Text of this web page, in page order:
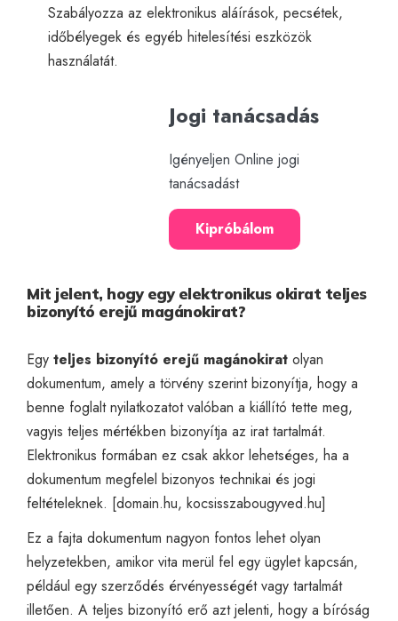
Szabályozza az elektronikus aláírások, pecsétek,
időbélyegek és egyéb hitelesítési eszközök
használatát.
Jogi tanácsadás
Igényeljen Online jogi
tanácsadást
Kipróbálom
Mit jelent, hogy egy elektronikus okirat teljes
bizonyító erejű magánokirat?
Egy teljes bizonyító erejű magánokirat olyan
dokumentum, amely a törvény szerint bizonyítja, hogy a
benne foglalt nyilatkozatot valóban a kiállító tette meg,
vagyis teljes mértékben bizonyítja az irat tartalmát.
Elektronikus formában ez csak akkor lehetséges, ha a
dokumentum megfelel bizonyos technikai és jogi
feltételeknek. [domain.hu, kocsisszabougyved.hu]
Ez a fajta dokumentum nagyon fontos lehet olyan
helyzetekben, amikor vita merül fel egy ügylet kapcsán,
például egy szerződés érvényességét vagy tartalmát
illetően. A teljes bizonyító erő azt jelenti, hogy a bíróság